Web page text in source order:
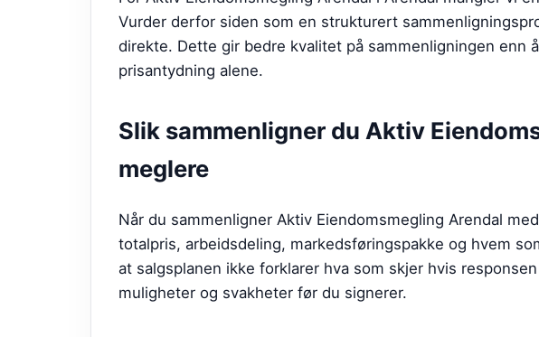
Vurder derfor siden som en strukturert
direkte. Dette gir bedre kvalitet på sammenligningen
prisantydning alene.
Slik sammenligner du Aktiv
meglere
Når du sammenligner Aktiv Eiendomsmegling Arendal
totalpris, arbeidsdeling, markedsføringspakke og hvem
at salgsplanen ikke forklarer hva som skjer hvis
muligheter og svakheter før du signerer.